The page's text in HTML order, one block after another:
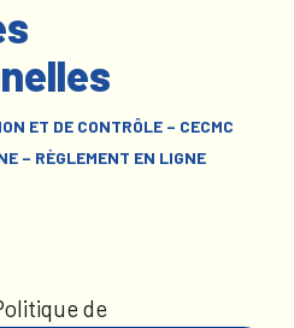
ET DE CONTRÔLE – CECMC
– RÈGLEMENT EN LIGNE
de